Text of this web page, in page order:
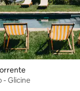
- Glicine